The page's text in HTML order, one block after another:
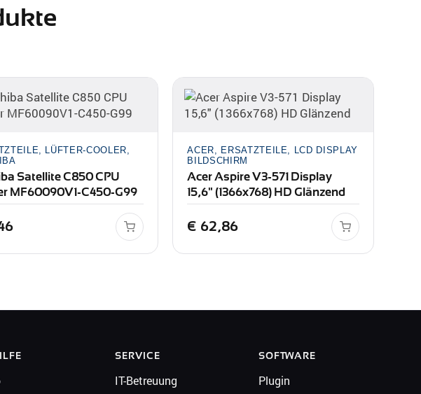
LÜFTER-COOLER,
Satellite C850 CPU
MF60090V1-C450-G99
ACER, ERSATZTEILE, LCD DISPLAY
BILDSCHIRM
Acer Aspire V3-571 Display
15,6" (1366x768) HD Glänzend
€ 62,86
SERVICE
IT-Betreuung
SOFTWARE
Plugin